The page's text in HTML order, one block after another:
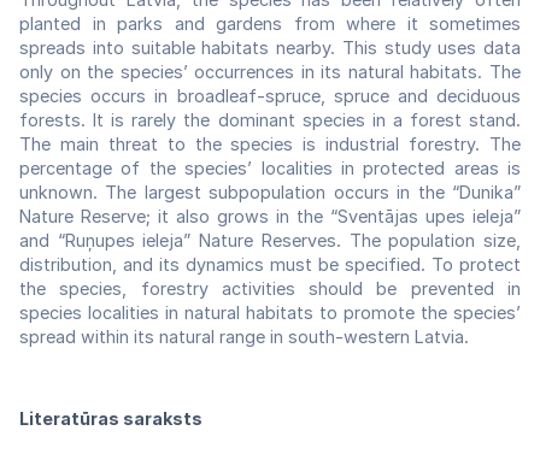
planted in parks and gardens from where it sometimes
spreads into suitable habitats nearby. This study uses data
only on the species’ occurrences in its natural habitats. The
species occurs in broadleaf-spruce, spruce and deciduous
forests. It is rarely the dominant species in a forest stand.
The main threat to the species is industrial forestry. The
percentage of the species’ localities in protected areas is
unknown. The largest subpopulation occurs in the “Dunika”
Nature Reserve; it also grows in the “Sventājas upes ieleja”
and “Ruņupes ieleja” Nature Reserves. The population size,
distribution, and its dynamics must be specified. To protect
the species, forestry activities should be prevented in
species localities in natural habitats to promote the species’
spread within its natural range in south-western Latvia.
Literatūras saraksts